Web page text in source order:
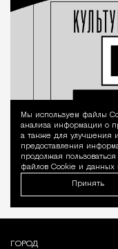
Мы используем файлы
анализа информации о
а также для улучшения
предоставления
продолжая
файлов Cookie и данных
Принять
ГОРОД